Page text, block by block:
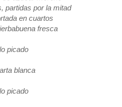
partidas por la mitad
en cuartos
fresca
picado
blanca
picado